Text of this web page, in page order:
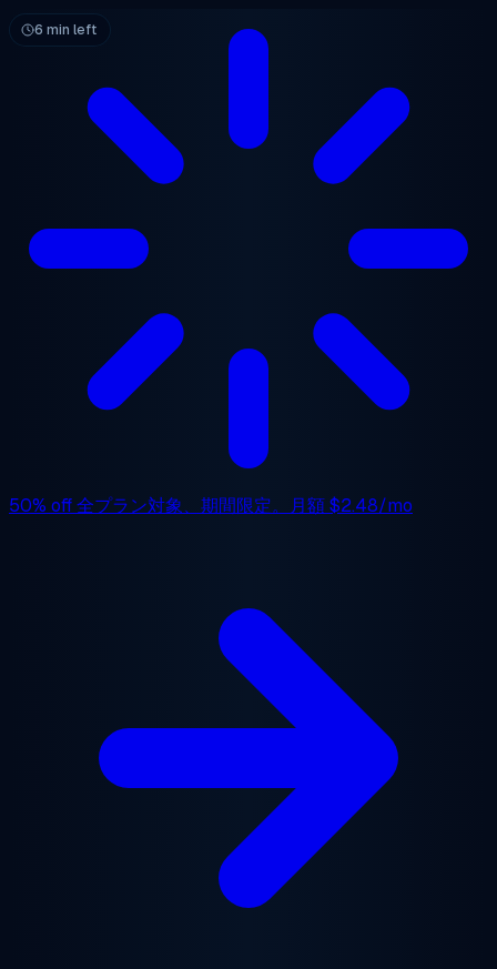
メインコンテンツへスキップ
50% off全プラン対象、期間限定。月額$2.48/mo
6 min left